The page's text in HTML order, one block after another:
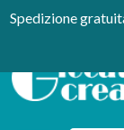
Spedizione